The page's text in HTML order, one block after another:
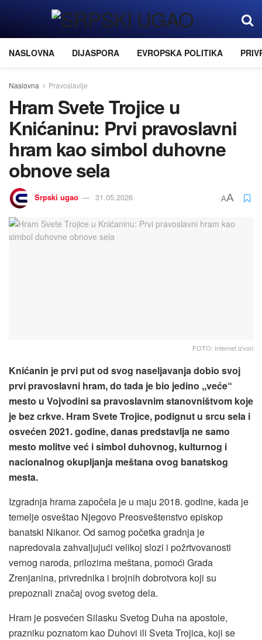
NASLOVNA DIJASPORA EVROPSKA POLITIKA
Naslovna Pravoslavlje
Hram Svete Trojice u
Knićaninu: Prvi pravoslavni
hram kao simbol duhovne
obnove sela
Srpski ugao 31.05.2026 AA
FOTO: Internet izvori
Knićanin je prvi put od svog naseljavanja dobio svoj
prvi pravoslavni hram, do tada je bio jedino ,,veće“
mesto u Vojvodini sa pravoslavnim stanovništvom koje
je bez crkve. Hram Svete Trojice, podignut u srcu sela i
osvećen 2021. godine, danas predstavlja ne samo
mesto molitve već i simbol duhovnog, kulturnog i
nacionalnog okupljanja meštana ovog banatskog
mesta.
Izgradnja hrama započela je u maju 2018. godine, kada je
temelje osveštao Njegovo Preosveštenstvo episkop
banatski Nikanor. Od samog početka gradnja je
napredovala zahvaljujući velikoj slozi i požrtvovanosti
vernog naroda, prilozima meštana, pomoći Grada
Zrenjanina, privrednika i brojnih dobrotvora koji su
prepoznali značaj ovog svetog dela.
Hram je posvećen Silasku Svetog Duha na apostole,
prazniku poznatom kao Duhovi ili Sveta Trojica, koji se